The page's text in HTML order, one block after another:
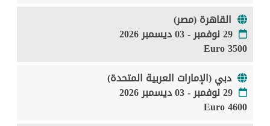
القاهرة (مصر)
29 نوفمبر - 03 ديسمبر 2026
3500 Euro
دبي (الإمارات العربية المتحدة)
29 نوفمبر - 03 ديسمبر 2026
4600 Euro